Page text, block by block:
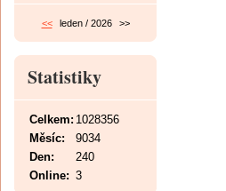
<< leden / 2026 >>
Statistiky
Online: 3
Celkem: 1028356
Měsíc:
9034
Den:
240